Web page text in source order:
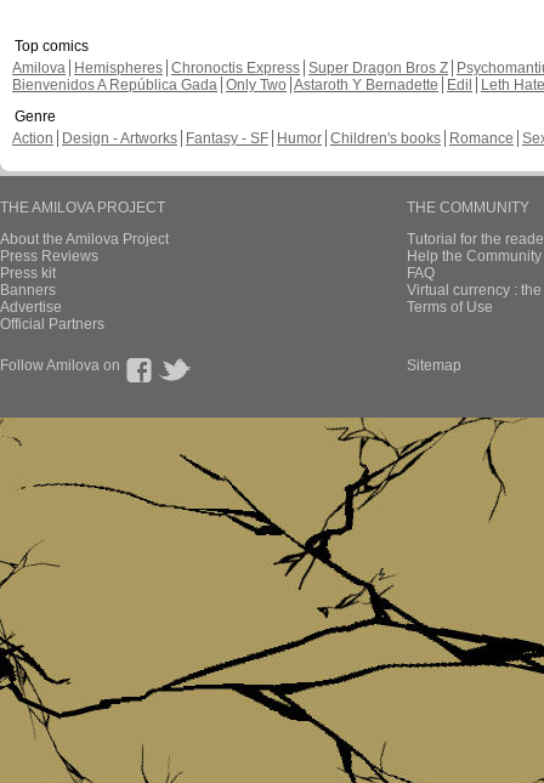
Top comics
Amilova
Hemispheres Chronoctis Express Super Dragon Bros Z
Bienvenidos A República Gada Only Two Astaroth Y Bernadette Edil
Leth Hate
Genre
Action
Design - Artworks Fantasy - SF Humor Children's books Romance
THE AMILOVA PROJECT
About the Amilova Project
Press Reviews
Press kit
Banners
Advertise
Official Partners
THE COMMUNITY
Tutorial for the
Help the
FAQ
Virtual currency :
Terms of Use
Follow Amilova on Sitemap